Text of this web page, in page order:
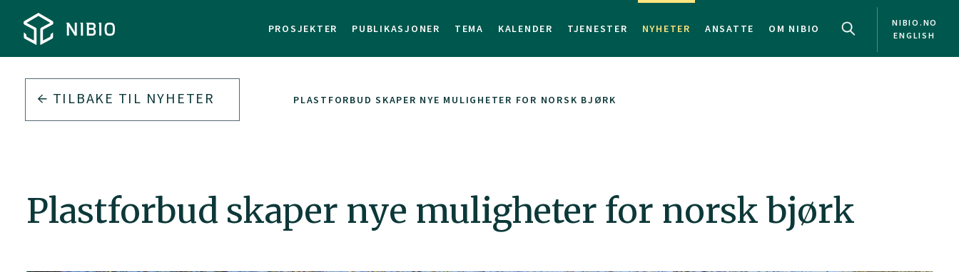
PROSJEKTER PUBLIKASJONER TEMA KALENDER TJENESTER NYHETER ANSATTE OM NIBIO
NIBIO.NO
ENGLISH
TILBAKE TIL NYHETER PLASTFORBUD SKAPER NYE MULIGHETER FOR NORSK BJØRK
Plastforbud skaper nye muligheter for norsk bjørk